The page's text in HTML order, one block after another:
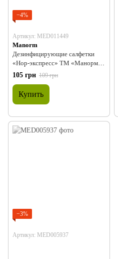
−4%
Артикул: MED011449
Manorm
Дезинфицирующие салфетки
«Нор-экспресс» ТМ «Манорм»,
60 шт.
105 грн 109 грн
Купить
−3%
Артикул: MED005937